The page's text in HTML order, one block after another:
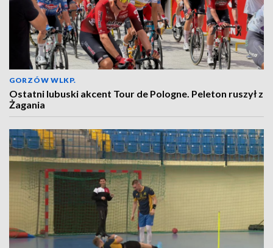
GORZÓW WLKP.
Ostatni lubuski akcent Tour de Pologne. Peleton ruszył z
Żagania